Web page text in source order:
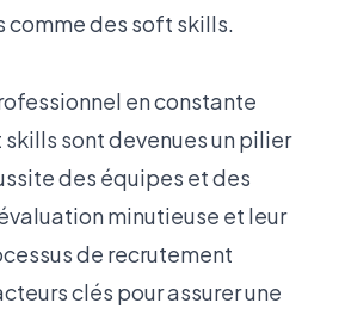
comme des soft skills.
en constante
sont devenues un pilier
des équipes et des
minutieuse et leur
de recrutement
clés pour assurer une